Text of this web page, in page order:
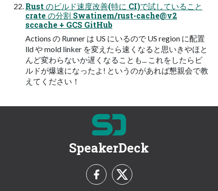
Rust のビルド速度改善(特に CI)で試していること
crate の分割 Swatinem/rust-cache@v2
sccache + GCS GitHub
Actions の Runner は US にいるので US region に配置
lld や mold linker を変えたら速くなると思いきやほと
んど変わらないか遅くなることも... これをしたらビ
ルドが爆速になったよ! というのがあれば懇親会で教
えてください！
SpeakerDeck